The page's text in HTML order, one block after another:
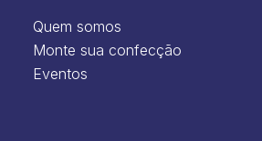
Quem somos
Monte sua confecção
Eventos